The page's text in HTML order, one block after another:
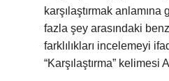
karşılaştırmak
fazla şey arasındaki
farklılıkları incelemeyi
“Karşılaştırma” kelimesi